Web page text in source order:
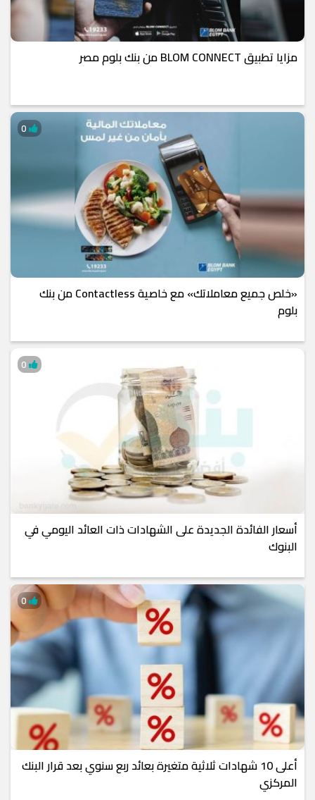
مزايا تطبيق BLOM CONNECT من بنك بلوم مصر
«خلص جميع معاملاتك» مع خاصية Contactless من بنك
بلوم
أسعار الفائدة الجديدة على الشهادات ذات العائد اليومي في
البنوك
أعلى 10 شهادات ثلاثية متغيرة بعائد ربع سنوي بعد قرار البنك
المركزي
0